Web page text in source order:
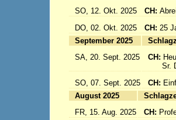
SO, 12. Okt. 2025
CH:
DO, 02. Okt. 2025
CH: 25
September 2025
SA, 20. Sept. 2025
CH:
Sr.
SO, 07. Sept. 2025
CH:
August 2025
FR, 15. Aug. 2025
CH: